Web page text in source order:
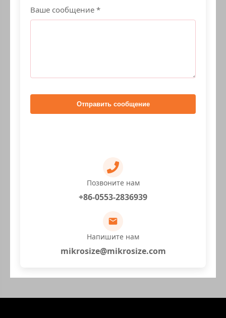
Ваше сообщение *
Отправить сообщение
Позвоните нам
+86-0553-2836939
Напишите нам
mikrosize@mikrosize.com